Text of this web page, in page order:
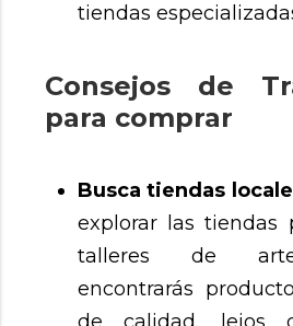
tiendas
Consejos de
para comprar
Busca tiendas
explorar las tiendas
talleres de
encontrarás